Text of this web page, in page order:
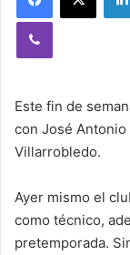
Este fin de
con José Antonio
Villarrobledo.
Ayer mismo el
como técnico,
pretemporada.